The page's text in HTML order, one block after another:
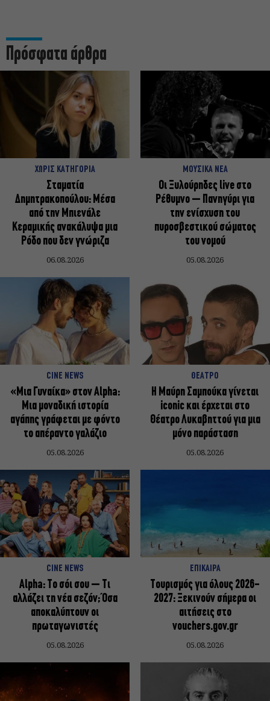
Πρόσφατα άρθρα
ΧΩΡΙΣ ΚΑΤΗΓΟΡΙΑ
Σταματία
Δημητρακοπούλου: Μέσα
από την Μπιενάλε
Κεραμικής ανακάλυψα μια
Ρόδο που δεν γνώριζα
06.08.2026
ΜΟΥΣΙΚΑ ΝΕΑ
Οι Ξυλούρηδες live στο
Ρέθυμνο – Πανηγύρι για
την ενίσχυση του
πυροσβεστικού σώματος
του νομού
05.08.2026
CINE NEWS
«Μια Γυναίκα» στον Alpha:
Μια μοναδική ιστορία
αγάπης γράφεται με φόντο
το απέραντο γαλάζιο
05.08.2026
ΘΕΑΤΡΟ
Η Μαύρη Σαμπούκα γίνεται
iconic και έρχεται στο
Θέατρο Λυκαβηττού για μια
μόνο παράσταση
05.08.2026
CINE NEWS
Alpha: Το σόι σου – Τι
αλλάζει τη νέα σεζόν; Όσα
αποκαλύπτουν οι
πρωταγωνιστές
05.08.2026
ΕΠΙΚΑΙΡΑ
Τουρισμός για όλους 2026-
2027: Ξεκινούν σήμερα οι
αιτήσεις στο
vouchers.gov.gr
05.08.2026